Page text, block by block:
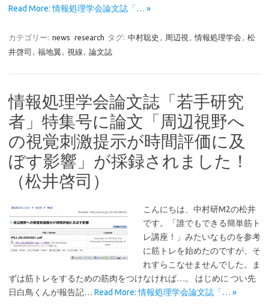
Read More: 情報処理学会論文誌「… »
カテゴリー: news research タグ: 中村聡史 , 周辺視 , 情報処理学会 , 松
井啓司 , 福地翼 , 視線 , 論文誌
情報処理学会論文誌「若手研究
者」特集号に論文「周辺視野へ
の視覚刺激提示が時間評価に及
ぼす影響」が採録されました！
（松井啓司）
こんにちは、中村研M2の松井
です。「誰でもできる簡単筋ト
レ講座！」みたいなものを参考
に筋トレを始めたのですが、そ
れすらこなせませんでした。ま
ずは筋トレをするための筋肉をつけなければ…。 はじめに つい先
日白鳥くんが報告記… Read More: 情報処理学会論文誌「… »